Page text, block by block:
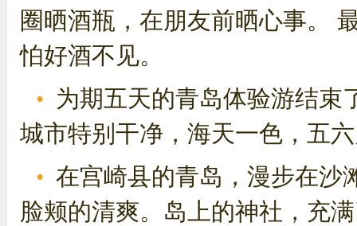
圈晒酒瓶，在朋友前晒心事。
怕好酒不见。
为期五天的青岛体验游结束
城市特别干净，海天一色，五
在宫崎县的青岛，漫步在沙
脸颊的清爽。岛上的神社，充